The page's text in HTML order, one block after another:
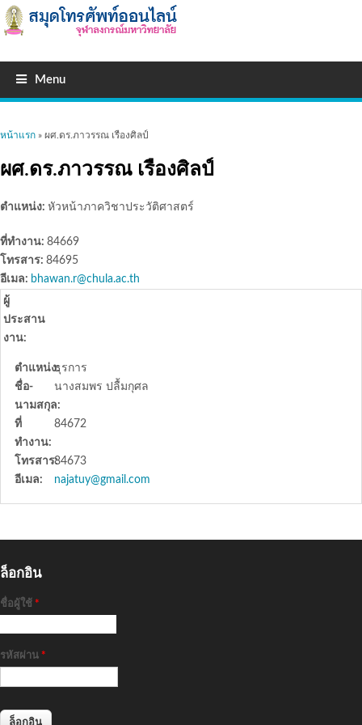
Menu
คุณอยู่ที่นี่
หน้าแรก » ผศ.ดร.ภาวรรณ เรืองศิลป์
ผศ.ดร.ภาวรรณ เรืองศิลป์
ตำแหน่ง: หัวหน้าภาควิชาประวัติศาสตร์
ที่ทำงาน: 84669
โทรสาร: 84695
อีเมล: bhawan.r@chula.ac.th
ผู้
ประสาน
งาน:
ตำแหน่ง:ธุรการ
ชื่อ-
นามสกุล:
นางสมพร ปลื้มกุศล
ที่
ทำงาน:
84672
โทรสาร:84673
อีเมล:
najatuy@gmail.com
ล็อกอิน
ชื่อผู้ใช้ *
รหัสผ่าน *